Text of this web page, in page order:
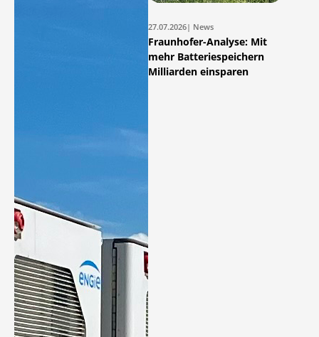
27.07.2026| News
Fraunhofer-Analyse: Mit
mehr Batteriespeichern
Milliarden einsparen